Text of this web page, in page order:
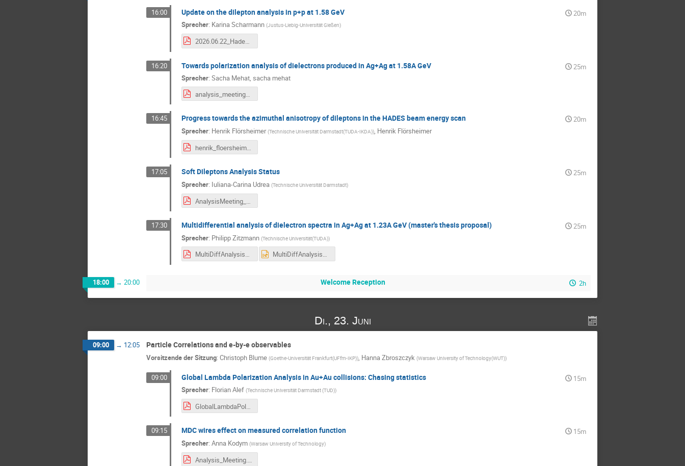
16:00 Update on the dilepton analysis in p+p at 1.58 GeV
20m
Sprecher: Karina Scharmann (Justus-Liebig-Universität Gießen)
2026.06.22_HadesAnalysisMeeting.pdf
16:20 Towards polarization analysis of dielectrons produced in Ag+Ag at 1.58A GeV
25m
Sprecher: Sacha Mehat, sacha mehat
analysis_meeting_22_06_27_toward_pola.pdf
16:45 Progress towards the azimuthal anisotropy of dileptons in the HADES beam energy scan
20m
Sprecher: Henrik Flörsheimer (Technische Universität Darmstadt(TUDA-IKDA)), Henrik Flörsheimer
henrik_floersheimer_VIII HADES_physics analysis meeting 2026-2.pdf
17:05 Soft Dileptons Analysis Status
25m
Sprecher: Iuliana-Carina Udrea (Technische Universität Darmstadt)
17:30 Multidifferential analysis of dielectron spectra in Ag+Ag at 1.23A GeV (master's thesis proposal)
25m
Sprecher: Philipp Zitzmann (Technische Universität(TUDA))
MultiDiffAnalysis_PZ.pdf MultiDiffAnalysis_PZ.pptx
18:00 → 20:00 Welcome Reception 2h
Di., 23. Juni
09:00 → 12:05 Particle Correlations and e-by-e observables
Vorsitzende der Sitzung: Christoph Blume (Goethe-Universität Frankfurt(UFfm-IKP)), Hanna Zbroszczyk (Warsaw University of Technology(WUT))
09:00 Global Lambda Polarization Analysis in Au+Au collisions: Chasing statistics
15m
Sprecher: Florian Alef (Technische Universität Darmstadt (TUD))
GlobalLambdaPolarizationAuAu800.pdf
09:15 MDC wires effect on measured correlation function
15m
Sprecher: Anna Kodym (Warsaw University of Technology)
Analysis_Meeting.pdf